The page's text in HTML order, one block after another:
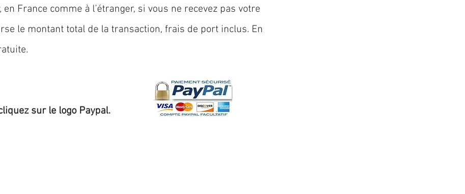
en France comme à l’étranger, si vous ne recevez pas votre
le montant total de la transaction, frais de port inclus. En
sur le logo Paypal.